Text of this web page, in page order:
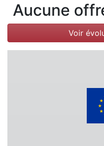
Aucune
Voir